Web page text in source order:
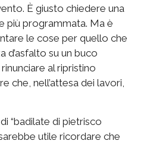
È giusto chiedere una
più programmata. Ma è
le cose per quello che
d’asfalto su un buco
al ripristino
che, nell’attesa dei lavori,
“badilate di pietrisco
utile ricordare che